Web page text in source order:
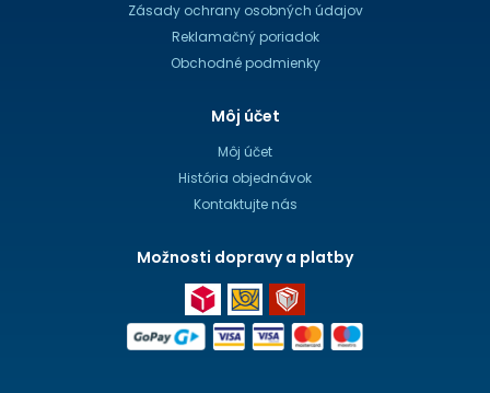
Zásady ochrany osobných údajov
Reklamačný poriadok
Obchodné podmienky
Môj účet
Môj účet
História objednávok
Kontaktujte nás
Možnosti dopravy a platby